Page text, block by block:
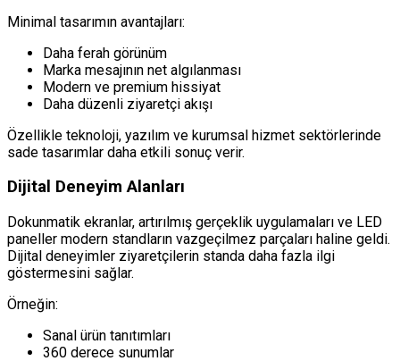
Minimal tasarımın avantajları:
Daha ferah görünüm
Marka mesajının net algılanması
Modern ve premium hissiyat
Daha düzenli ziyaretçi akışı
Özellikle teknoloji, yazılım ve kurumsal hizmet sektörlerinde
sade tasarımlar daha etkili sonuç verir.
Dijital Deneyim Alanları
Dokunmatik ekranlar, artırılmış gerçeklik uygulamaları ve LED
paneller modern standların vazgeçilmez parçaları haline geldi.
Dijital deneyimler ziyaretçilerin standa daha fazla ilgi
göstermesini sağlar.
Örneğin:
Sanal ürün tanıtımları
360 derece sunumlar